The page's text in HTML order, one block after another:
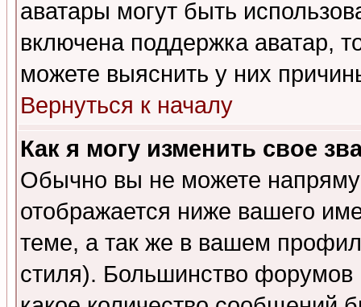
аватары могут быть
включена поддержка аватар,
можете выяснить у них
Вернуться к началу
Как я могу изменить свое
Обычно вы не можете
отображается ниже вашего
теме, а так же в вашем
стиля). Большинство форумов